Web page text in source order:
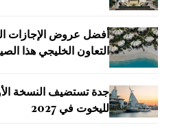
أفضل عروض الإجازات
التعاون الخليجي هذا
جدة تستضيف النسخة
لليخوت في 2027